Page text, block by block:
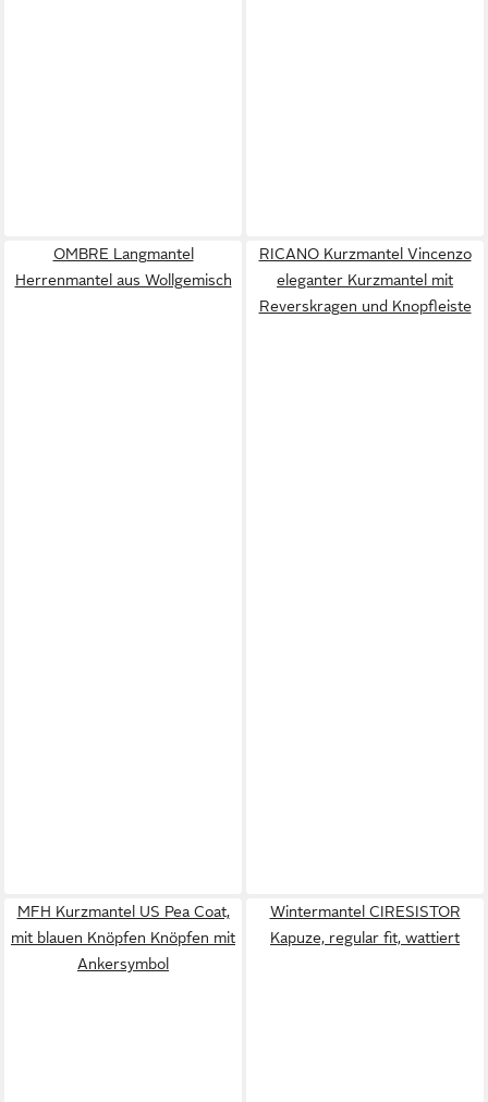
OMBRE Langmantel
Herrenmantel aus Wollgemisch
RICANO Kurzmantel Vincenzo
eleganter Kurzmantel mit
Reverskragen und Knopfleiste
MFH Kurzmantel US Pea Coat,
mit blauen Knöpfen Knöpfen mit
Ankersymbol
Wintermantel CIRESISTOR
Kapuze, regular fit, wattiert